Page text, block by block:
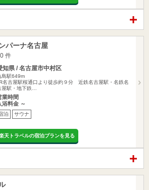
パーナ名古屋
件
知県 / 名古屋市中村区
島駅649m
名古屋駅桜通口より徒歩約９分 近鉄名古屋駅・名鉄名
屋駅・地下鉄…
業時間
浴料金 ～
泊 サウナ
天トラベルの宿泊プランを見る